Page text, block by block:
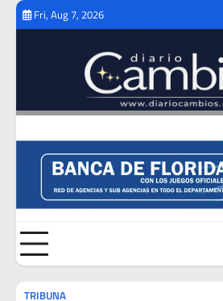
Skip
Fri, Aug 7, 2026
TRIBUNA